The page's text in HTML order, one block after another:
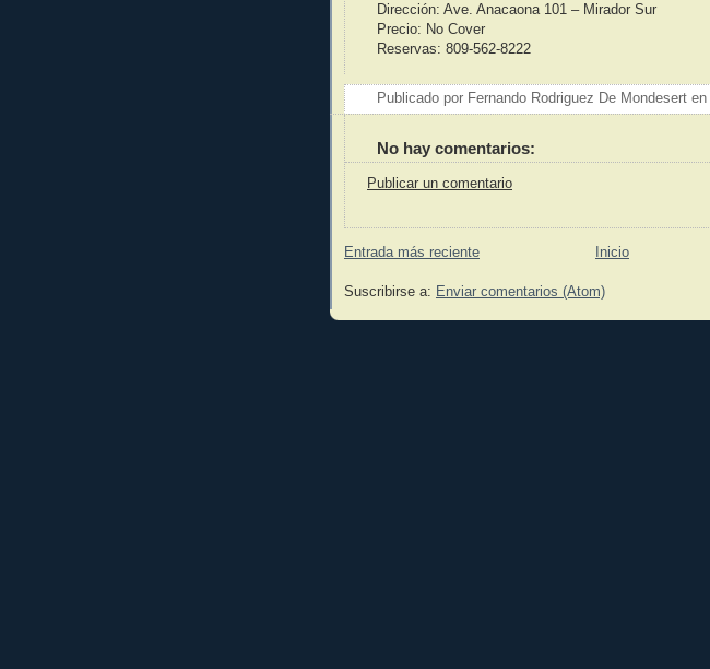
Dirección: Ave. Anacaona 101 – Mirador Sur
Precio: No Cover
Reservas: 809-562-8222
Publicado por Fernando Rodriguez De Mondesert en
No hay comentarios:
Publicar un comentario
Entrada más reciente Inicio
Suscribirse a: Enviar comentarios (Atom)